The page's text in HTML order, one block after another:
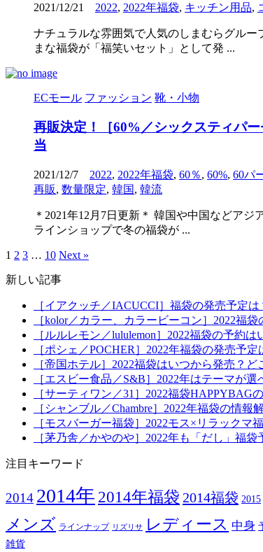
2021/12/21 2022, 2022年福袋, キッチン用品,
ナチュラルな雰囲気で人気のしまむらグル
まな福袋が「福笑いセット」として発 ...
ECモール ファッション 靴・小物
再販決定！［60%／シックスティパ
当
2021/12/7 2022, 2022年福袋, 60％, 60%, 60パ
再販, 数量限定, 韓国, 韓流
＊2021年12月7日更新＊ 韓国や中国などア
ラインショップで冬の福袋が ...
1 2 3 … 10 Next »
新しい記事
［イアクッチ／IACUCCI］福袋の発売予定
［kolor／カラー、カラービーコン］2022福
［ルルレモン／lululemon］2022福袋の予約
［ポシェ／POCHER］2022年福袋の発売予
［帝国ホテル］2022福袋はいつから発売？
［エスビー食品／S&B］2022年はテーマが
［サーティワン／31］2022福袋
［シャンブル／Chambre］2022年福袋の情
［モスバーガー福袋］2022モス×リラック
［茅乃舎／かやのや］2022年も「だし」福
注目キーワード
2014 2014年 2014年福袋 2014福袋 2015
メンズ ラインナップ リズリサ レディース 中身
雑貨